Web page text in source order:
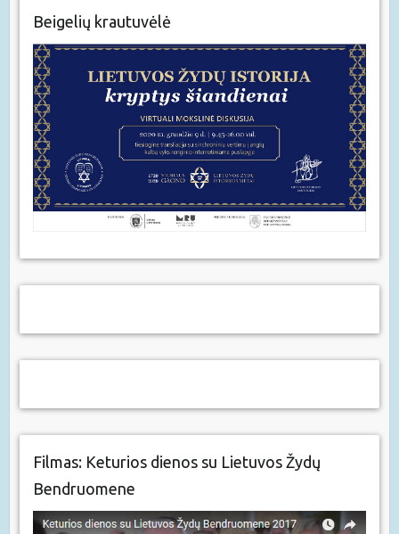
Beigelių krautuvėlė
Filmas: Keturios dienos su Lietuvos Žydų
Bendruomene